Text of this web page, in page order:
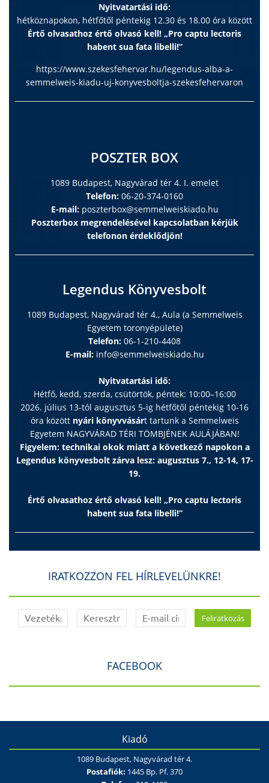
Nyitvatartási idő:
hétköznapokon, hétfőtől péntekig 12.30 és 18.00 óra között
Értő olvasathoz értő olvasó kell! „Pro captu lectoris
habent sua fata libelli!”
https://www.szekesfehervar.hu/legendus-alba-a-
semmelweis-kiadu-uj-konyvesboltja-szekesfehervaron
POSZTER BOX
1089 Budapest, Nagyvárad tér 4. I. emelet
Telefon: 06-20-374-0160
E-mail: poszterbox@semmelweiskiado.hu
Poszterbox megrendelésével kapcsolatban kérjük
telefonon érdeklődjön!
Legendus Könyvesbolt
1089 Budapest, Nagyvárad tér 4., Aula (a Semmelweis
Egyetem toronyépülete)
Telefon: 06-1-210-4408
E-mail: info@semmelweiskiado.hu
Nyitvatartási idő:
Hétfő, kedd, szerda, csütörtök, péntek: 10:00–16:00
2026. július 13-tól augusztus 5-ig hétfőtől péntekig 10-16
óra között nyári könyvvásárt tartunk a Semmelweis
Egyetem NAGYVÁRAD TÉRI TÖMBJÉNEK AULÁJÁBAN!
Figyelem: technikai okok miatt a következő napokon a
Legendus könyvesbolt zárva lesz: augusztus 7., 12-14, 17-
19.
Értő olvasathoz értő olvasó kell! „Pro captu lectoris
habent sua fata libelli!”
IRATKOZZON FEL HÍRLEVELÜNKRE!
FACEBOOK
Kiadó
1089 Budapest, Nagyvárad tér 4.
Postafiók: 1445 Bp. Pf. 370